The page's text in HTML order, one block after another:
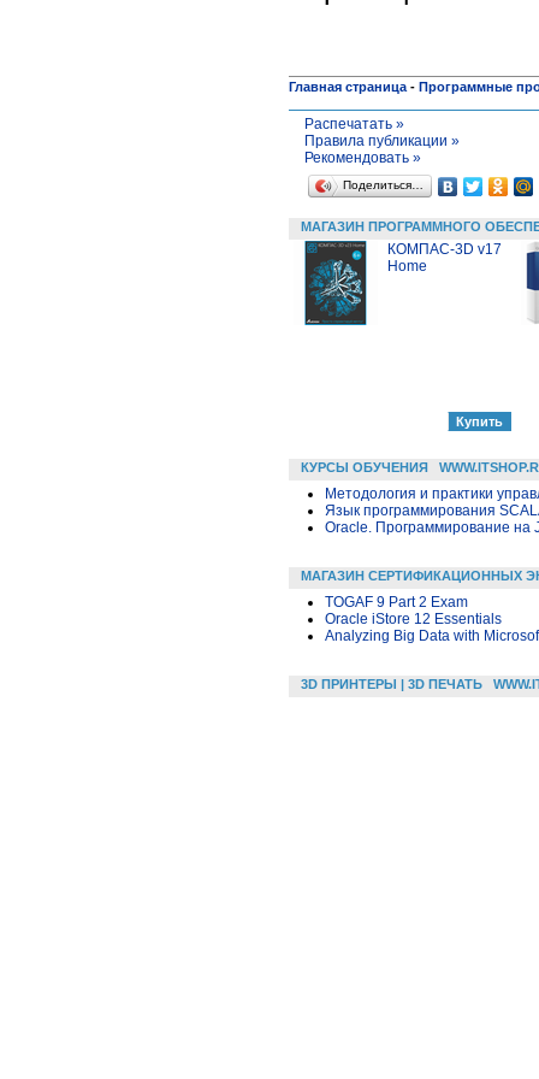
Главная страница - Программные
Распечатать »
Правила публикации »
Рекомендовать »
Поделиться…
МАГАЗИН ПРОГРАММНОГО
КОМПАС-3D v17
Home
КУРСЫ ОБУЧЕНИЯ
Методология и практики
Язык программирования
Oracle. Программирование на
МАГАЗИН СЕРТИФИКАЦИОННЫХ
TOGAF 9 Part 2 Exam
Oracle iStore 12 Essentials
Analyzing Big Data with
3D ПРИНТЕРЫ | 3D ПЕЧАТЬ